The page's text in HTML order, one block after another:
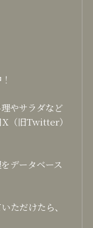
やサラダなど
（旧Twitter）
データベース
ただけたら、